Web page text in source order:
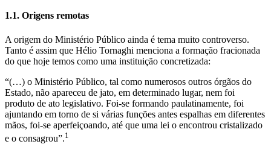
1.1. Origens remotas
A origem do Ministério Público ainda é tema muito controverso.
Tanto é assim que Hélio Tornaghi menciona a formação fracionada
do que hoje temos como uma instituição concretizada:
“(…) o Ministério Público, tal como numerosos outros órgãos do
Estado, não apareceu de jato, em determinado lugar, nem foi
produto de ato legislativo. Foi-se formando paulatinamente, foi
ajuntando em torno de si várias funções antes espalhas em diferentes
mãos, foi-se aperfeiçoando, até que uma lei o encontrou cristalizado
e o consagrou”.1